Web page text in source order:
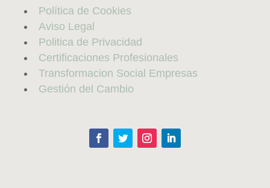
Política de Cookies
Aviso Legal
Politica de Privacidad
Certificaciones Profesionales
Transformacion Social Empresas
Gestión del Cambio